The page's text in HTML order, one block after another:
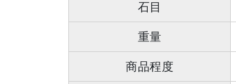
石目
重量
商品程度